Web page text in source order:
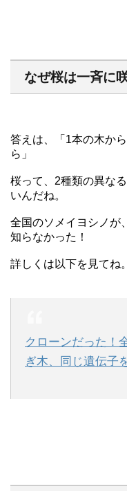
なぜ桜は一斉に
答えは、「1本の木か
ら」
桜って、2種類の異な
いんだね。
全国のソメイヨシノが
知らなかった！
詳しくは以下を見てね。
クローンだった！
ぎ木、同じ遺伝子